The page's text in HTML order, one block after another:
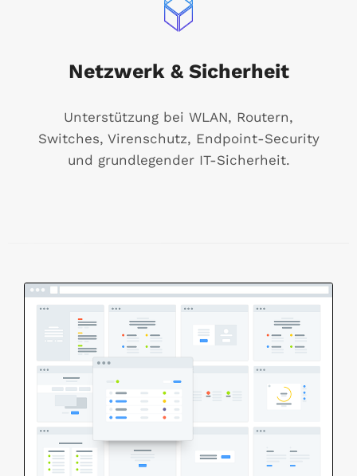
Netzwerk & Sicherheit
Unterstützung bei WLAN, Routern,
Switches, Virenschutz, Endpoint-Security
und grundlegender IT-Sicherheit.